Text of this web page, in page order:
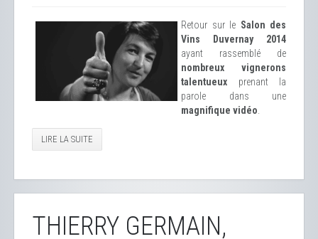
Retour sur le Salon des
Vins Duvernay 2014
ayant rassemblé de
nombreux vignerons
talentueux prenant la
parole dans une
magnifique vidéo
LIRE LA SUITE
THIERRY GERMAIN,